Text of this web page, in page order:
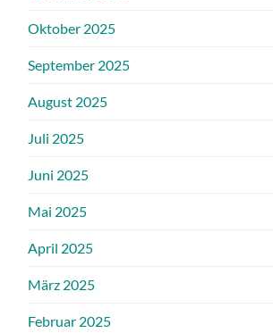
Oktober 2025
September 2025
August 2025
Juli 2025
Juni 2025
Mai 2025
April 2025
März 2025
Februar 2025